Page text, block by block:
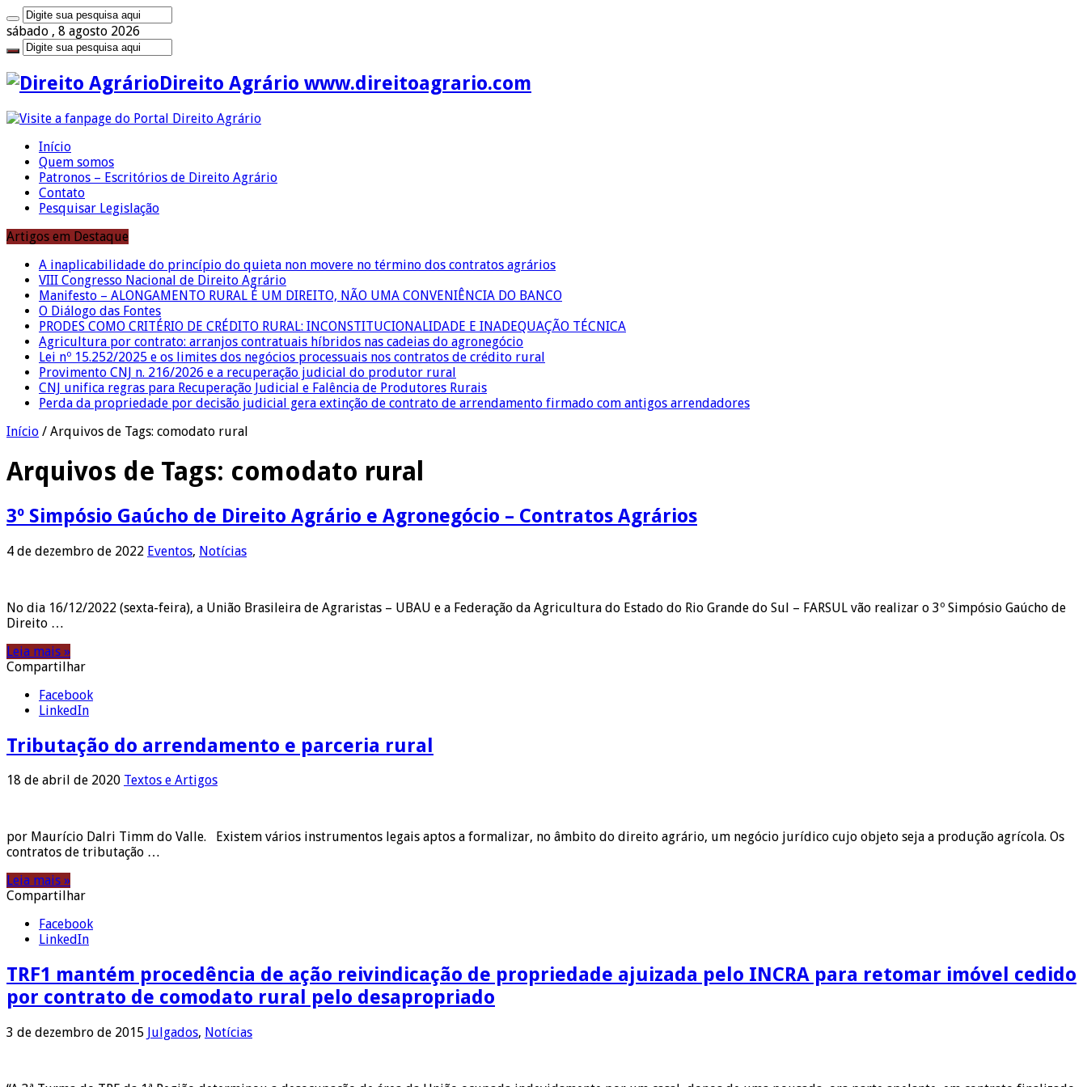
sábado , 8 agosto 2026
Direito Agrário www.direitoagrario.com
Início
Quem somos
Patronos – Escritórios de Direito Agrário
Contato
Pesquisar Legislação
Artigos em Destaque
A inaplicabilidade do princípio do quieta non movere no término dos contratos agrários
VIII Congresso Nacional de Direito Agrário
Manifesto – ALONGAMENTO RURAL É UM DIREITO, NÃO UMA CONVENIÊNCIA DO BANCO
O Diálogo das Fontes
PRODES COMO CRITÉRIO DE CRÉDITO RURAL: INCONSTITUCIONALIDADE E INADEQUAÇÃO TÉCNICA
Agricultura por contrato: arranjos contratuais híbridos nas cadeias do agronegócio
Lei nº 15.252/2025 e os limites dos negócios processuais nos contratos de crédito rural
Provimento CNJ n. 216/2026 e a recuperação judicial do produtor rural
CNJ unifica regras para Recuperação Judicial e Falência de Produtores Rurais
Perda da propriedade por decisão judicial gera extinção de contrato de arrendamento firmado com antigos arrendadores
Início / Arquivos de Tags: comodato rural
Arquivos de Tags: comodato rural
3º Simpósio Gaúcho de Direito Agrário e Agronegócio – Contratos Agrários
4 de dezembro de 2022 Eventos, Notícias
No dia 16/12/2022 (sexta-feira), a União Brasileira de Agraristas – UBAU e a Federação da Agricultura do Estado do Rio Grande do Sul – FARSUL vão realizar o 3º Simpósio Gaúcho de
Direito …
Leia mais »
Compartilhar
Facebook
LinkedIn
Tributação do arrendamento e parceria rural
18 de abril de 2020 Textos e Artigos
por Maurício Dalri Timm do Valle. Existem vários instrumentos legais aptos a formalizar, no âmbito do direito agrário, um negócio jurídico cujo objeto seja a produção agrícola. Os
contratos de tributação …
Leia mais »
Compartilhar
Facebook
LinkedIn
TRF1 mantém procedência de ação reivindicação de propriedade ajuizada pelo INCRA para retomar imóvel cedido
por contrato de comodato rural pelo desapropriado
3 de dezembro de 2015 Julgados, Notícias